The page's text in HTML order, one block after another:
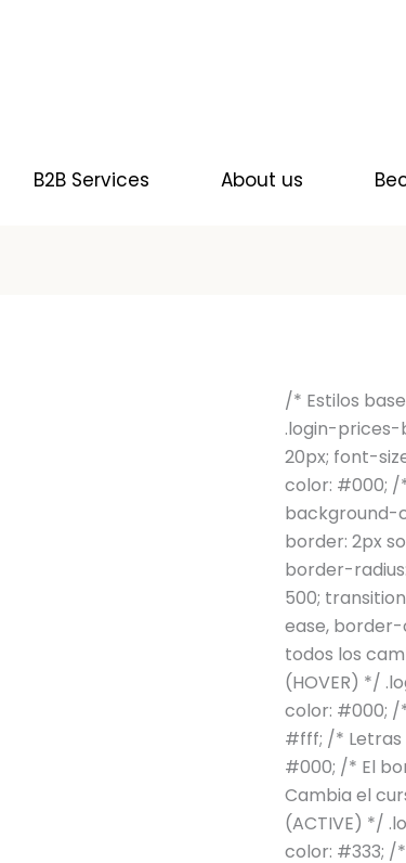
SHOP
B2B Services About us
/* Estilos
.login-prices-
20px; font-
color: #000;
background-
border: 2px
border-
500;
ease, border-
todos los
(HOVER) */
color: #000; /
#fff; /* Letras
#000; /* El
Cambia el
(ACTIVE) */
color: #333; /